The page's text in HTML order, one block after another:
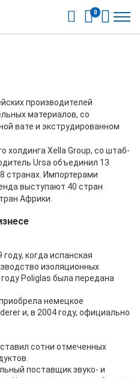
0
производителей
материалов, со
вате и экструдированном
холдинга Xella Group, со штаб-
Ursa объединил 13
странах. Импортерами
выступают 40 стран
Африки.
когда испанская
изоляционных
Poliglas была передана
немецкое
и, в 2004 году, официально
сотни отмеченных
поставщик звуко- и